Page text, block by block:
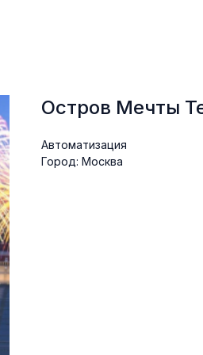
Остров Мечты
Aвтоматизация
Город: Moсква